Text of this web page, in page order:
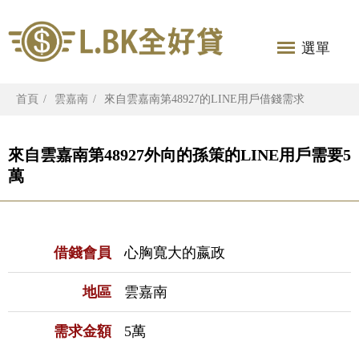
選單
首頁 雲嘉南 來自雲嘉南第48927的LINE用戶借錢需求
來自雲嘉南第48927外向的孫策的LINE用戶需要5
萬
借錢會員 心胸寬大的嬴政
地區 雲嘉南
需求金額 5萬